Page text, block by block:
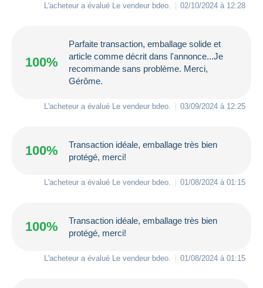
L'acheteur a évalué Le vendeur bdeo 02/10/2024 à 12:28
100%
Parfaite transaction, emballage solide et
article comme décrit dans l'annonce...Je
recommande sans problème. Merci,
Gérôme.
L'acheteur a évalué Le vendeur bdeo 03/09/2024 à 12:25
100%
Transaction idéale, emballage très bien
protégé, merci!
L'acheteur a évalué Le vendeur bdeo 01/08/2024 à 01:15
100%
Transaction idéale, emballage très bien
protégé, merci!
L'acheteur a évalué Le vendeur bdeo 01/08/2024 à 01:15